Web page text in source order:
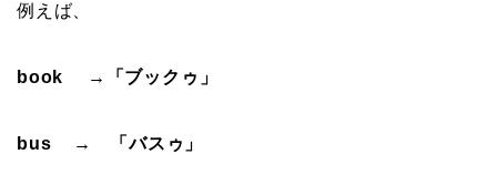
例えば、
book →「ブックゥ」
bus → 「バスゥ」